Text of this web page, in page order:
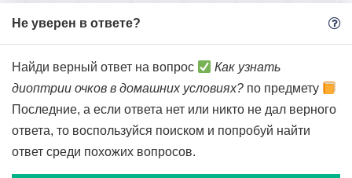
Не уверен в ответе?
Найди верный ответ на вопрос
Как узнать
диоптрии очков в домашних условиях? по предмету
Последние, а если ответа нет или никто не дал верного
ответа, то воспользуйся поиском и попробуй найти
ответ среди похожих вопросов.